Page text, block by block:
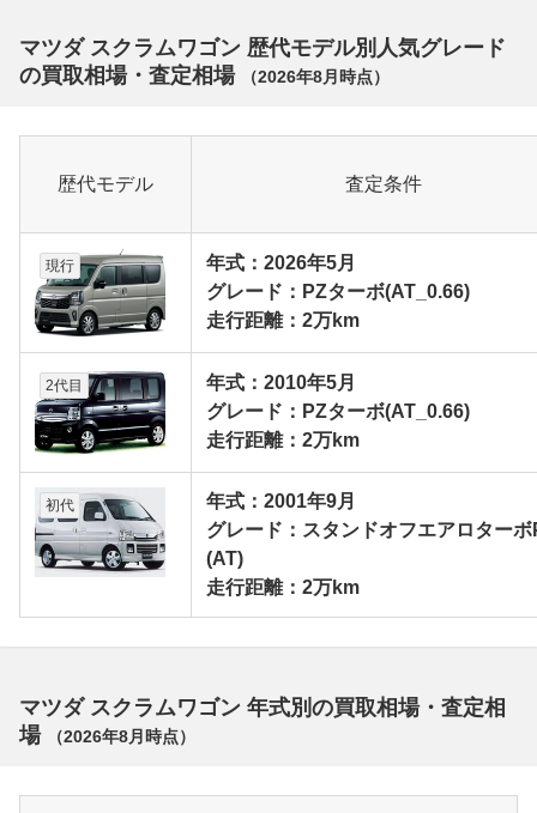
マツダ スクラムワゴン 歴代モデル別人気グレード
の買取相場・査定相場
（2026年8月 時点）
歴代モデル 査定条件
現行
年式：2026年5月
グレード：PZターボ(AT_0.66)
走行距離：2万km
2代目
年式：2010年5月
グレード：PZターボ(AT_0.66)
走行距離：2万km
初代
年式：2001年9月
グレード：スタンドオフエアロターボ
(AT)
走行距離：2万km
マツダ スクラムワゴン 年式別の買取相場・査定相
場
（2026年8月 時点）